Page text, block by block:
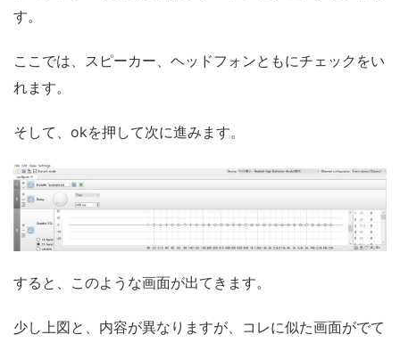
す。
ここでは、スピーカー、ヘッドフォンともにチェックをい
れます。
そして、okを押して次に進みます。
すると、このような画面が出てきます。
少し上図と、内容が異なりますが、コレに似た画面がでて